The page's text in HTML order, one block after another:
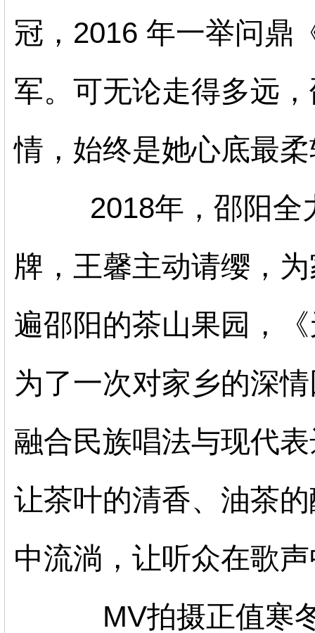
冠，2016 年一举问鼎
军。可无论走得多远
情，始终是她心底最
2018年，邵阳全力
牌，王馨主动请缨，
遍邵阳的茶山果园，
为了一次对家乡的深
融合民族唱法与现代
让茶叶的清香、油茶
中流淌，让听众在歌
MV拍摄正值寒冬